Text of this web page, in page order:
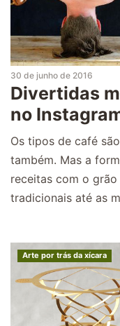
30 de junho de 2016
Divertidas
no
Os tipos de café
também. Mas a
receitas com o
tradicionais até as
Arte por trás da xícara